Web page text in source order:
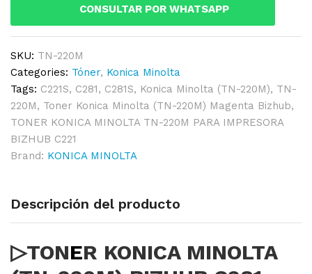
quantity
CONSULTAR POR WHATSAPP
SKU: TN-220M
Categories: Tóner, Konica Minolta
Tags: C221S, C281, C281S, Konica Minolta (TN-220M), TN-
220M, Toner Konica Minolta (TN-220M) Magenta Bizhub,
TONER KONICA MINOLTA TN-220M PARA IMPRESORA
BIZHUB C221
Brand: KONICA MINOLTA
Descripción del producto
▷TONER KONICA MINOLTA